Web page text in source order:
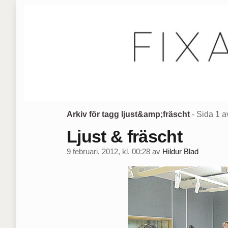
Arkiv för tagg ljust&amp;fräscht - Sida 1
Ljust & fräscht
9 februari, 2012, kl. 00:28 av Hildur Blad